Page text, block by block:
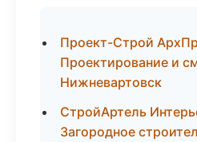
Проект-Строй
Проектирование и
Нижневартовск
СтройАртель
Загородное